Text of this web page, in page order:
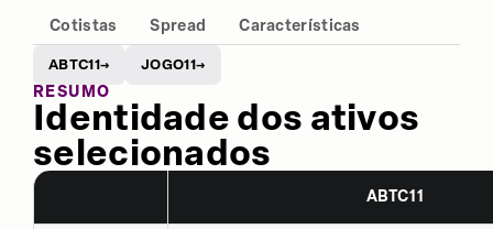
Cotistas
Spread Características
ABTC11→ JOGO11→
RESUMO
Identidade dos ativos
selecionados
ABTC11